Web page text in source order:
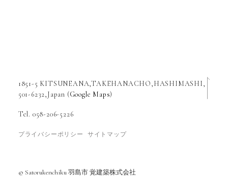
1851-5 KITSUNEANA,TAKEHANACHO,HASHIMASHI,
501-6232,Japan (Google Maps)
Tel. 058-206-5226
プライバシーポリシー サイトマップ
© Satorukenchiku 羽島市 覚建築株式会社